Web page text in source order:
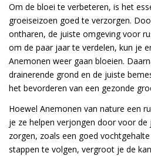
Om de bloei te verbeteren, is het
groeiseizoen goed te verzorgen.
ontharen, de juiste omgeving voor
om de paar jaar te verdelen, kun je
Anemonen weer gaan bloeien.
drainerende grond en de juiste
het bevorderen van een gezonde
Hoewel Anemonen van nature een
je ze helpen verjongen door voor
zorgen, zoals een goed
stappen te volgen, vergroot je de